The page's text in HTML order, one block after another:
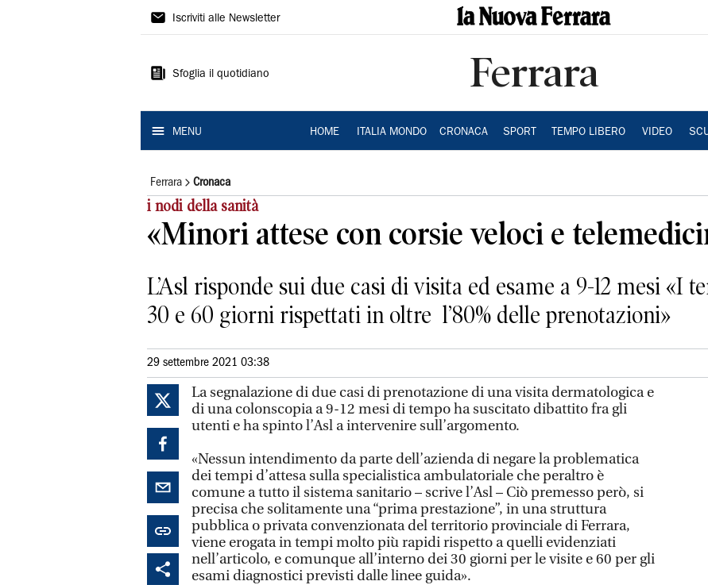
La
Ferrara
Iscriviti alle Newsletter
Sfoglia il quotidiano Ferrara
MENU HOME ITALIA MONDO CRONACA SPORT TEMPO LIBERO VIDEO
Ferrara Cronaca
i nodi della sanità
«Minori attese con corsie veloci e
L’Asl risponde sui due casi di visita ed esame a 9-12 mesi «I
30 e 60 giorni rispettati in oltre l’80% delle prenotazioni»
29 settembre 2021 03:38
La segnalazione di due casi di prenotazione di una visita dermatologica e
di una colonscopia a 9-12 mesi di tempo ha suscitato dibattito fra gli
utenti e ha spinto l’Asl a intervenire sull’argomento.
«Nessun intendimento da parte dell’azienda di negare la problematica
dei tempi d’attesa sulla specialistica ambulatoriale che peraltro è
comune a tutto il sistema sanitario – scrive l’Asl – Ciò premesso però, si
precisa che solitamente una “prima prestazione”, in una struttura
pubblica o privata convenzionata del territorio provinciale di Ferrara,
viene erogata in tempi molto più rapidi rispetto a quelli evidenziati
nell’articolo, e comunque all’interno dei 30 giorni per le visite e 60 per gli
esami diagnostici previsti dalle linee guida».